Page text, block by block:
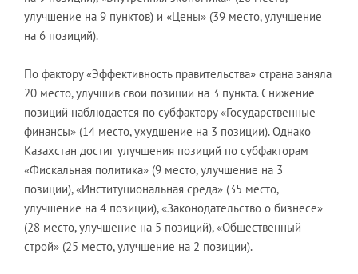
улучшение на 9 пунктов) и «Цены» (39 место, улучшение
на 6 позиций).
По фактору «Эффективность правительства» страна заняла
20 место, улучшив свои позиции на 3 пункта. Снижение
позиций наблюдается по субфактору «Государственные
финансы» (14 место, ухудшение на 3 позиции). Однако
Казахстан достиг улучшения позиций по субфакторам
«Фискальная политика» (9 место, улучшение на 3
позиции), «Институциональная среда» (35 место,
улучшение на 4 позиции), «Законодательство о бизнесе»
(28 место, улучшение на 5 позиций), «Общественный
строй» (25 место, улучшение на 2 позиции).